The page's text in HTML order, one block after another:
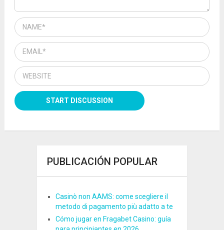
PUBLICACIÓN POPULAR
Casinò non AAMS: come scegliere il
metodo di pagamento più adatto a te
Cómo jugar en Fragabet Casino: guía